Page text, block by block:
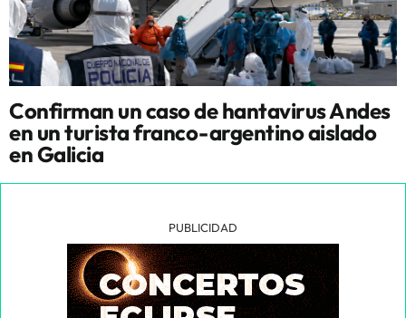
Confirman un caso de hantavirus Andes
en un turista franco-argentino aislado
en Galicia
PUBLICIDAD